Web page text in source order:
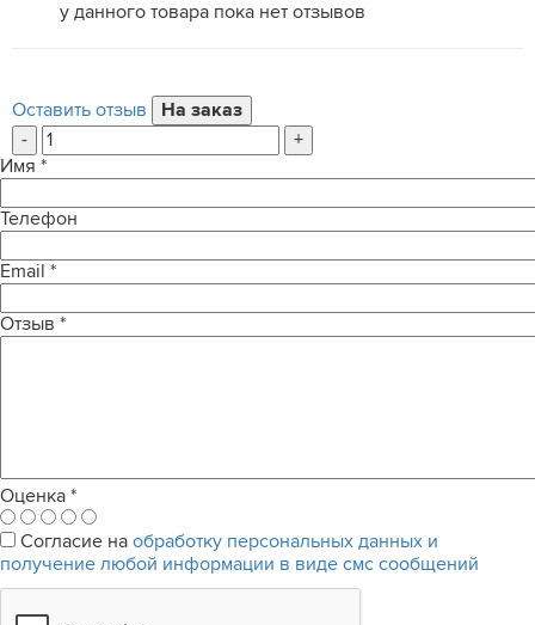
у данного товара пока нет отзывов
Оставить отзыв
-
+
Имя *
Телефон
Email *
Отзыв *
Оценка *
Согласие на обработку персональных данных и
получение любой информации в виде смс сообщений